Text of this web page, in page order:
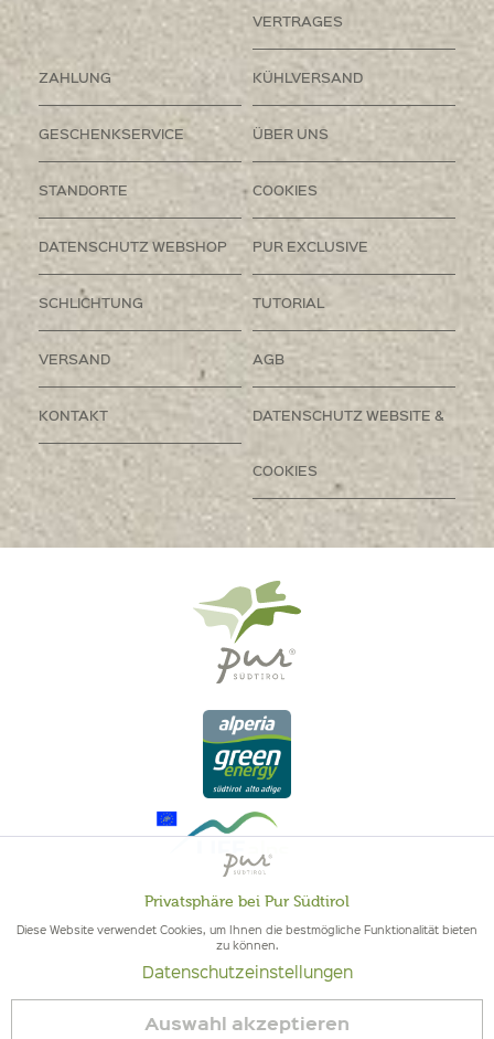
VERTRAGES
ZAHLUNG KÜHLVERSAND
GESCHENKSERVICE ÜBER UNS
STANDORTE COOKIES
DATENSCHUTZ WEBSHOP PUR EXCLUSIVE
SCHLICHTUNG TUTORIAL
VERSAND AGB
KONTAKT DATENSCHUTZ WEBSITE &
COOKIES
QUALITÄT AUS SÜDTIROL - SÜDTIROLER HERKUNFT & GEPRÜFTE
QUALITÄT
Aktiv
Inaktiv
Privatsphäre bei Pur Südtirol
Diese Website verwendet Cookies, um Ihnen die bestmögliche Funktionalität bieten
zu können.
Datenschutzeinstellungen
Auswahl akzeptieren